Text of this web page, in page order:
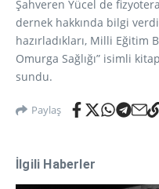
Şahveren Yücel de
dernek hakkında bilgi
hazırladıkları, Milli Eğitim
Omurga Sağlığı” isimli
sundu.
Paylaş
İlgili Haberler